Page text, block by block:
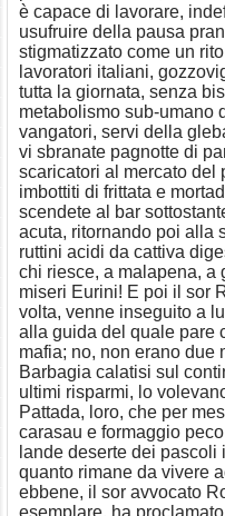
è capace di lavorare,
usufruire della pausa
stigmatizzato come un
lavoratori italiani,
tutta la giornata, senza
metabolismo sub-umano
vangatori, servi della
vi sbranate pagnotte di
scaricatori al mercato del
imbottiti di frittata e
scendete al bar
acuta, ritornando poi alla
ruttini acidi da cattiva
chi riesce, a malapena, a
miseri Eurini! E poi il sor
volta, venne inseguito a
alla guida del quale pare
mafia; no, non erano due
Barbagia calatisi sul
ultimi risparmi, lo
Pattada, loro, che per
carasau e formaggio
lande deserte dei
quanto rimane da vivere
ebbene, il sor avvocato
esemplare, ha